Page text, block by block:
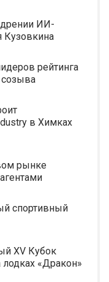
ИИ-
Кузовкина
рейтинга
созыва
в Химках
рынке
спортивный
XV Кубок
лодках «Дракон»